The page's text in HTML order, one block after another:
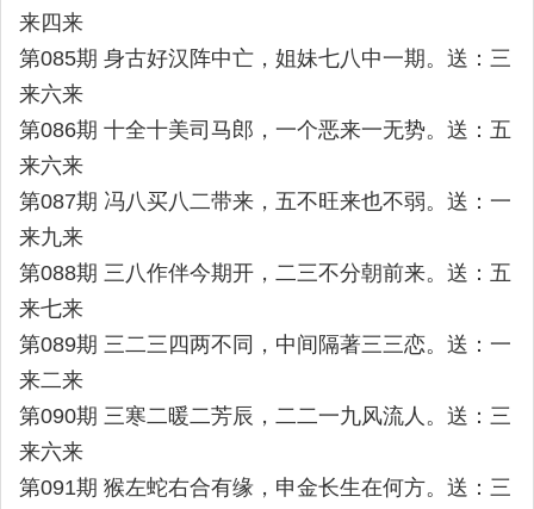
来四来
第085期 身古好汉阵中亡，姐妹七八中一期。送：三
来六来
第086期 十全十美司马郎，一个恶来一无势。送：五
来六来
第087期 冯八买八二带来，五不旺来也不弱。送：一
来九来
第088期 三八作伴今期开，二三不分朝前来。送：五
来七来
第089期 三二三四两不同，中间隔著三三恋。送：一
来二来
第090期 三寒二暖二芳辰，二二一九风流人。送：三
来六来
第091期 猴左蛇右合有缘，申金长生在何方。送：三